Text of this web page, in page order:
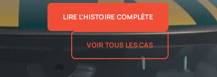
LIRE L'HISTOIRE COMPLÈTE
VOIR TOUS LES CAS